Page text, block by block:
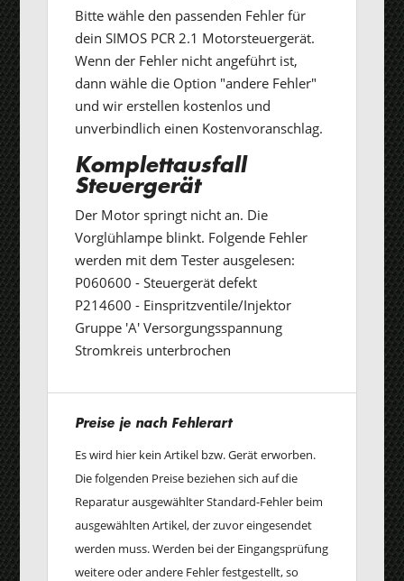
Bitte wähle den passenden Fehler für
dein SIMOS PCR 2.1 Motorsteuergerät.
Wenn der Fehler nicht angeführt ist,
dann wähle die Option "andere Fehler"
und wir erstellen kostenlos und
unverbindlich einen Kostenvoranschlag.
Komplettausfall
Steuergerät
Der Motor springt nicht an. Die
Vorglühlampe blinkt. Folgende Fehler
werden mit dem Tester ausgelesen:
P060600 - Steuergerät defekt
P214600 - Einspritzventile/Injektor
Gruppe 'A' Versorgungsspannung
Stromkreis unterbrochen
Preise je nach Fehlerart
Es wird hier kein Artikel bzw. Gerät erworben.
Die folgenden Preise beziehen sich auf die
Reparatur ausgewählter Standard-Fehler beim
ausgewählten Artikel, der zuvor eingesendet
werden muss. Werden bei der Eingangsprüfung
weitere oder andere Fehler festgestellt, so